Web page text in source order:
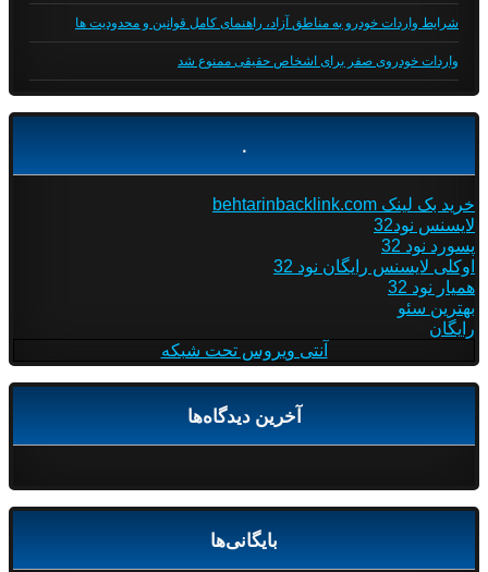
شرایط واردات خودرو به مناطق آزاد، راهنمای کامل قوانین و محدودیت ها
واردات خودروی صفر برای اشخاص حقیقی ممنوع شد
.
خرید بک لینک behtarinbacklink.com
لایسنس نود32
پسورد نود 32
اوکلی لایسنس رایگان نود 32
همیار نود 32
بهترین سئو
رایگان
آنتی ویروس تحت شبکه
آخرین دیدگاه‌ها
بایگانی‌ها